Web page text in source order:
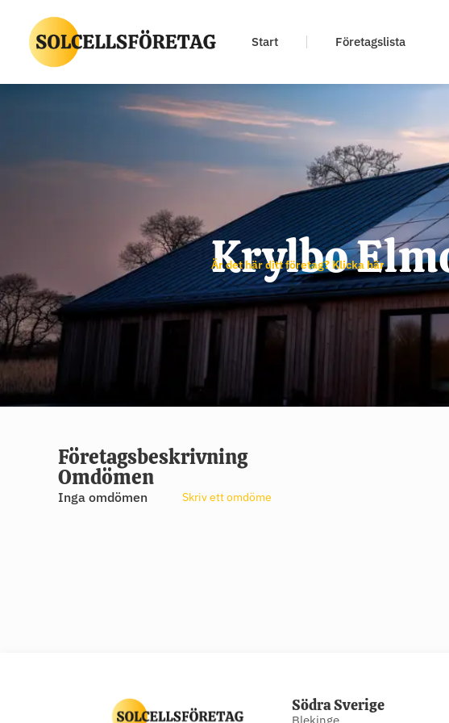
Start Företagslista
Krylbo
Är det här ditt företag? Klicka här
Företagsbeskrivning
Omdömen
Inga omdömen Skriv ett omdöme
Södra Sverige